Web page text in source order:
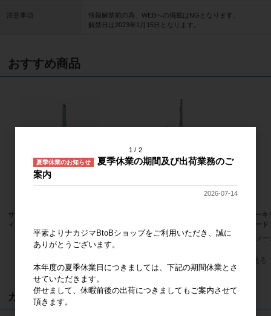
注意事項
情報解禁前の為、WEBへの掲載はNGとなります。
解禁日は2023年1月15日となります。
おすすめ商品
サンリオキャラクターズ ハローキテ
ィ 桜着物 マスコット
メーカー希望小売価格
2,000円
メーカー希望小売価格
2,000円
ハロー
ンダー
メ
すべてのおすすめ商品を見る
カート
1 2
夏季休業のお知らせ
夏季休業の期間及び出荷業務のご
案内
2026-07-14
平素よりナカジマBtoBショップをご利用いただき、誠に
ありがとうございます。
本年度の夏季休業日につきましては、下記の期間休業とさ
せていただきます。
併せまして、休暇前後の出荷につきましてもご案内させて
頂きます。